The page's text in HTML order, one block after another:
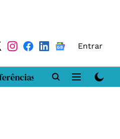
Entrar
DN LAB